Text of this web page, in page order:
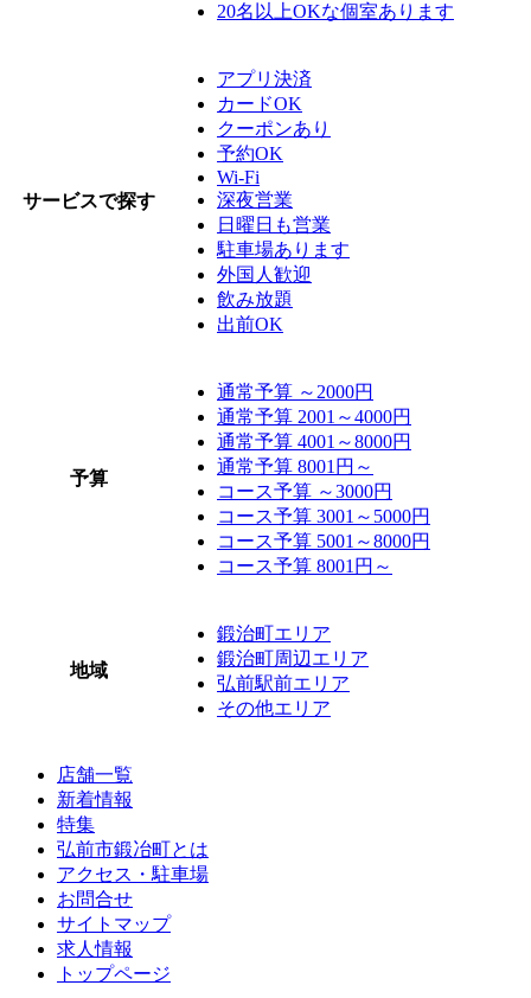
20名以上OKな個室あります
サービスで探す
アプリ決済
カードOK
クーポンあり
予約OK
Wi-Fi
深夜営業
日曜日も営業
駐車場あります
外国人歓迎
飲み放題
出前OK
予算
通常予算 ～2000円
通常予算 2001～4000円
通常予算 4001～8000円
通常予算 8001円～
コース予算 ～3000円
コース予算 3001～5000円
コース予算 5001～8000円
コース予算 8001円～
地域
鍛治町エリア
鍛治町周辺エリア
弘前駅前エリア
その他エリア
店舗一覧
新着情報
特集
弘前市鍛冶町とは
アクセス・駐車場
お問合せ
サイトマップ
求人情報
トップページ